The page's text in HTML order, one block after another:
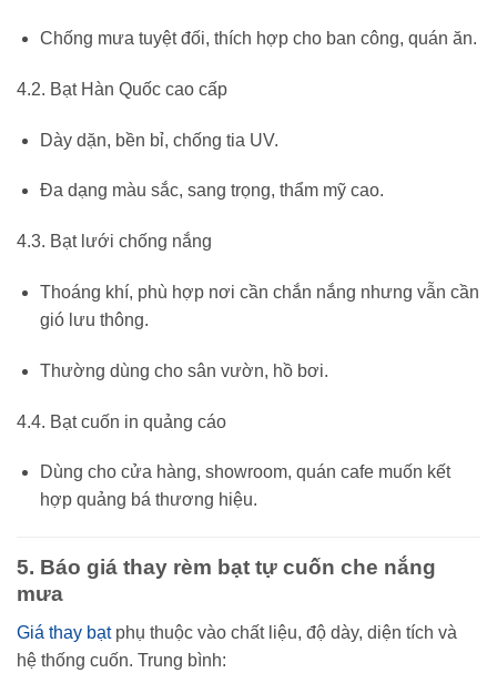
Chống mưa tuyệt đối, thích hợp cho ban công, quán ăn.
4.2. Bạt Hàn Quốc cao cấp
Dày dặn, bền bỉ, chống tia UV.
Đa dạng màu sắc, sang trọng, thẩm mỹ cao.
4.3. Bạt lưới chống nắng
Thoáng khí, phù hợp nơi cần chắn nắng nhưng vẫn cần
gió lưu thông.
Thường dùng cho sân vườn, hồ bơi.
4.4. Bạt cuốn in quảng cáo
Dùng cho cửa hàng, showroom, quán cafe muốn kết
hợp quảng bá thương hiệu.
5. Báo giá thay rèm bạt tự cuốn che nắng
mưa
Giá thay bạtphụ thuộc vào chất liệu, độ dày, diện tích và
hệ thống cuốn. Trung bình: